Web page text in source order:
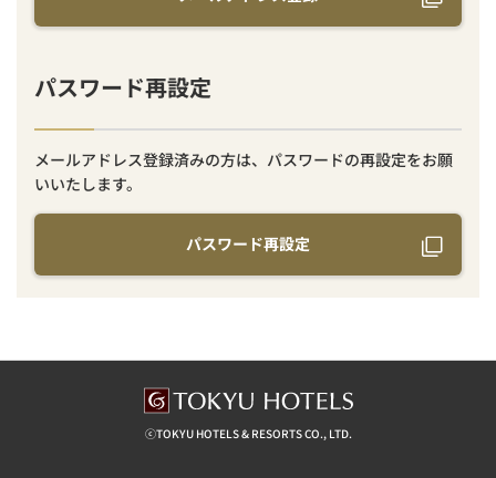
パスワード再設定
メールアドレス登録済みの方は、パスワードの再設定をお願
いいたします。
パスワード再設定
ⓒTOKYU HOTELS & RESORTS CO., LTD.